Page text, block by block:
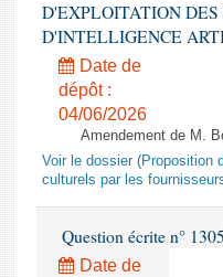
Budget et sécurité sociale
Questions écrites et
Comptes rendus des
D'EXPLOITATION DES
D'INTELLIGENCE
Date de
dépôt :
04/06/2026
Amendement de M.
Voir le dossier (Proposition
culturels par les
Question écrite n°
Date de